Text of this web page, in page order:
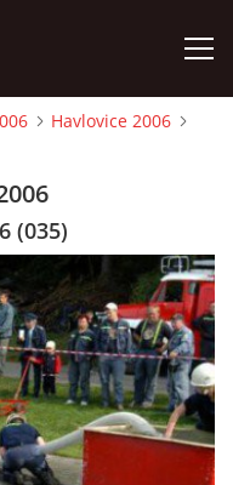
Havlovice 2006
(035)